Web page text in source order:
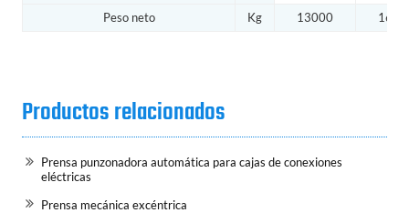
Peso neto
Kg 13000
Productos relacionados
Prensa punzonadora automática para cajas de conexiones
eléctricas
Prensa mecánica excéntrica